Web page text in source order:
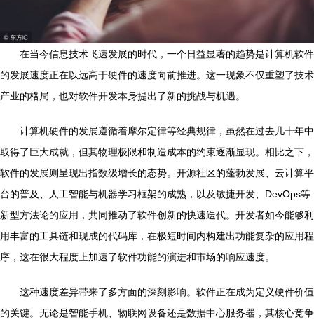
在当今信息技术飞速发展的时代，一个日益显著的趋势是计算机软件
的发展速度正在以远高于硬件的速度向前推进。这一现象不仅重塑了技术
产业的格局，也对软件开发本身提出了新的挑战与机遇。
计算机硬件的发展遵循着摩尔定律等经典规律，虽然在过去几十年中
取得了巨大成就，但其物理极限和制造成本的约束逐渐显现。相比之下，
软件的发展则呈现出指数级增长的态势。开源社区的蓬勃发展、云计算平
台的普及、人工智能与机器学习框架的成熟，以及敏捷开发、DevOps等
新型方法论的应用，共同推动了软件创新的快速迭代。开发者如今能够利
用丰富的工具链和现成的代码库，在极短时间内构建出功能复杂的应用程
序，这在很大程度上加速了软件功能的演进和市场的响应速度。
这种速度差异带来了多方面的深刻影响。软件正在成为定义硬件价值
的关键。无论是智能手机、物联网设备还是数据中心服务器，其核心竞争